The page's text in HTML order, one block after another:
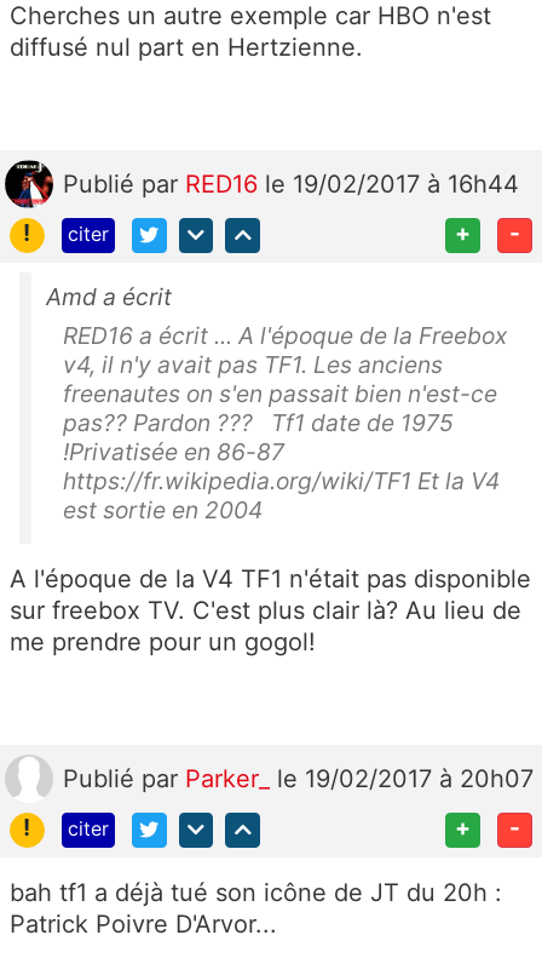
Cherches un autre exemple car HBO n'est
diffusé nul part en Hertzienne.
Publié par RED16 le 19/02/2017 à 16h44
!
citer + -
Amd a écrit
RED16 a écrit ... A l'époque de la Freebox
v4, il n'y avait pas TF1. Les anciens
freenautes on s'en passait bien n'est-ce
pas?? Pardon ??? Tf1 date de 1975
!Privatisée en 86-87
https://fr.wikipedia.org/wiki/TF1 Et la V4
est sortie en 2004
A l'époque de la V4 TF1 n'était pas disponible
sur freebox TV. C'est plus clair là? Au lieu de
me prendre pour un gogol!
Publié par Parker_ le 19/02/2017 à 20h07
!
citer + -
bah tf1 a déjà tué son icône de JT du 20h :
Patrick Poivre D'Arvor...